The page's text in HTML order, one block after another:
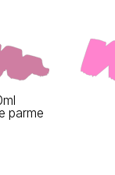
parme